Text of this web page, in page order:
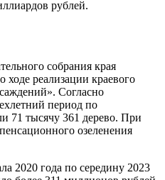
рублей.
собрания края
ходе реализации краевого
Согласно
период по
71 тысячу 361 дерево. При
озеленения
2020 года по середину 2023